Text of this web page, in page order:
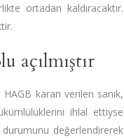
ortadan kaldıracaktır.
açılmıştır
kararı verilen sanık,
ihlal ettiyse
durumunu değerlendirerek